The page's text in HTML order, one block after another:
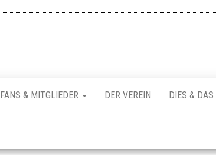
FANS & MITGLIEDER DER VEREIN DIES & DAS